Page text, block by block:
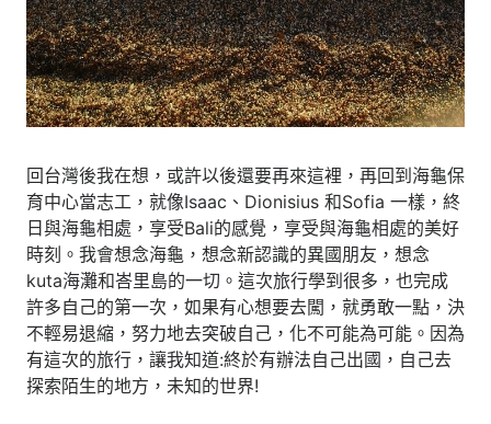
回台灣後我在想，或許以後還要再來這裡，再回到海龜保
育中心當志工，就像Isaac、Dionisius 和Sofia 一樣，終
日與海龜相處，享受Bali的感覺，享受與海龜相處的美好
時刻。我會想念海龜，想念新認識的異國朋友，想念
kuta海灘和峇里島的一切。這次旅行學到很多，也完成
許多自己的第一次，如果有心想要去闖，就勇敢一點，決
不輕易退縮，努力地去突破自己，化不可能為可能。因為
有這次的旅行，讓我知道:終於有辦法自己出國，自己去
探索陌生的地方，未知的世界!